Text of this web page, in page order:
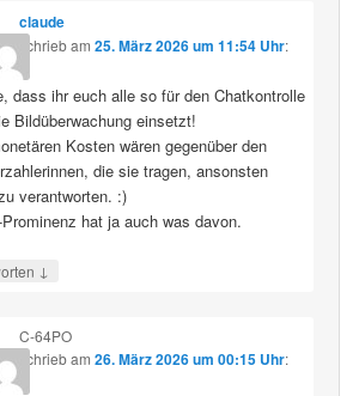
claude
schriebam 25. März 2026 um 11:54 Uhr:
dass ihr euch alle so für den Chatkontrolle
Bildüberwachung einsetzt!
Kosten wären gegenüber den
die sie tragen, ansonsten
verantworten. :)
hat ja auch was davon.
↓
C-64PO
schriebam 26. März 2026 um 00:15 Uhr: